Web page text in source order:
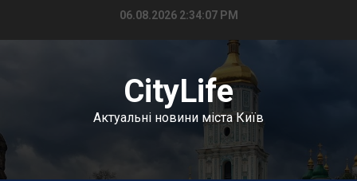
06.08.2026 2:34:08 PM
CityLife
Актуальні новини міста Київ